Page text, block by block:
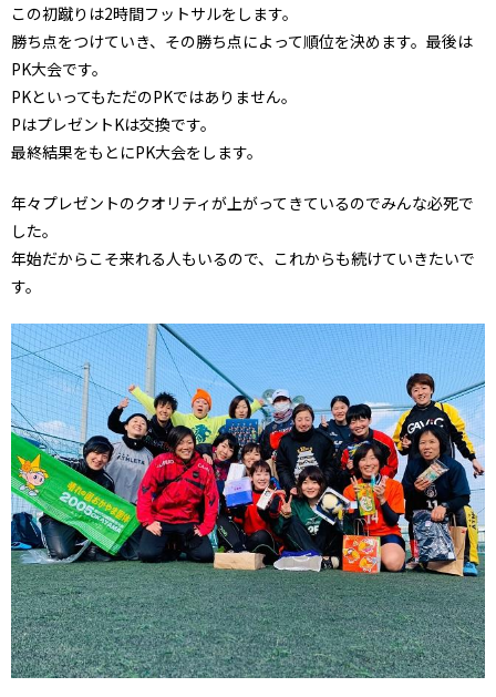
この初蹴りは2時間フットサルをします。
勝ち点をつけていき、その勝ち点によって順位を決めます。最後は
PK大会です。
PKといってもただのPKではありません。
PはプレゼントKは交換です。
最終結果をもとにPK大会をします。
年々プレゼントのクオリティが上がってきているのでみんな必死で
した。
年始だからこそ来れる人もいるので、これからも続けていきたいで
す。